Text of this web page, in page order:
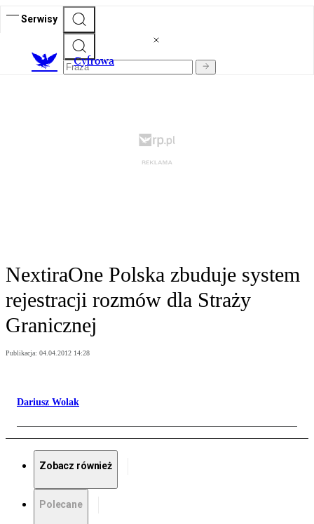
Serwisy
Cyfrowa
NextiraOne Polska zbuduje system
rejestracji rozmów dla Straży
Granicznej
Publikacja: 04.04.2012 14:28
Dariusz Wolak
Zobacz również
Polecane